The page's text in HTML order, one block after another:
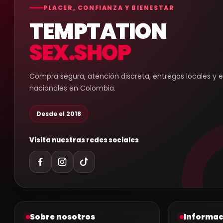
PLACER, CONFIANZA Y BIENESTAR
TEMPTATION
SEX.SHOP
Compra segura, atención discreta, entregas locales y
nacionales en Colombia.
Desde el 2018
Visita nuestras redes sociales
Sobre nosotros